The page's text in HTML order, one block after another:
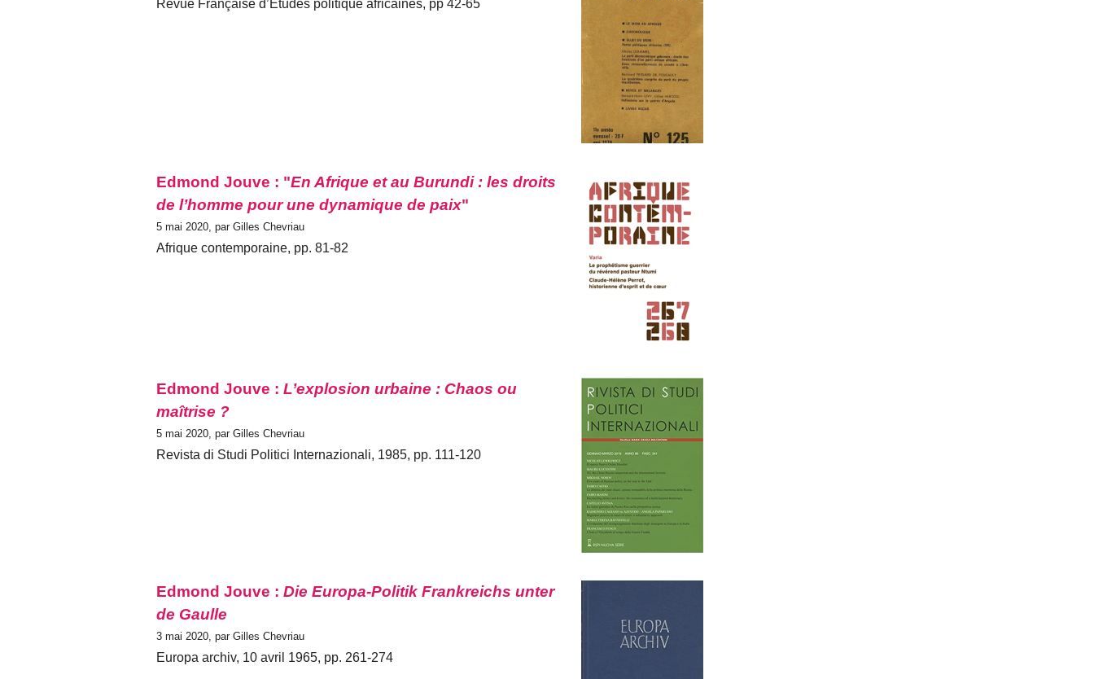
Revue Française d’Etudes politique africaines, pp 42-65
Edmond Jouve : "En Afrique et au Burundi : les droits
de l’homme pour une dynamique de paix"
5 mai 2020, par Gilles Chevriau
Afrique contemporaine, pp. 81-82
Edmond Jouve : L’explosion urbaine : Chaos ou
maîtrise ?
5 mai 2020, par Gilles Chevriau
Revista di Studi Politici Internazionali, 1985, pp. 111-120
Edmond Jouve : Die Europa-Politik Frankreichs unter
de Gaulle
3 mai 2020, par Gilles Chevriau
Europa archiv, 10 avril 1965, pp. 261-274